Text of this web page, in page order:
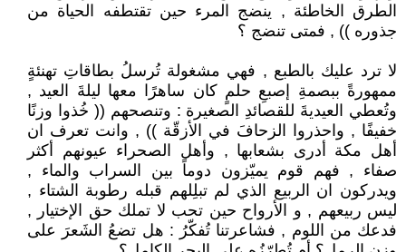
الطرق الخاطئة , ينضج المرء حين تقتطفه الحياة من
جذوره )) , فمتى تنضج ؟
لا ترد عليك بالطبع , فهي مشغولة تُرسلُ بطاقاتِ تهنئةٍ
ممهورةً ببصمةِ إصبعِ حلمٍ كان ساهرًا معها ليلةَ العيد ,
وتُعطي العيديةَ للقصائدِ الصغيرة : وتنصحهم (( خُذوا وزنًا
خفيفًا , واحذروا الزحافَ في الأزقّة )) , وانت تعرف ان
أهل مكة أدرى بشعابها , وأهل الصحراء عيونهم أكثر
صفاء , فهم قوم يميّزون دوماً بين السراب والماء ,
ويدركون ان الربيع الذي لم تبلِلهم قبله رطوبة الشتاء ,
ليس ربيعهم , و الأرواح حين تحب لا تملك حق الإختيار ,
فدعك من اللوم , فشاعرتنا تُفكّرُ : هل تضعُ الشَعرَ على